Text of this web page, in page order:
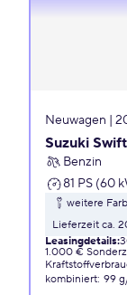
Neuwagen |
Suzuki Swift
Benzin
81 PS (60
weitere
Lieferzeit ca.
Leasingdetails:
1.000 €
kombiniert: 99